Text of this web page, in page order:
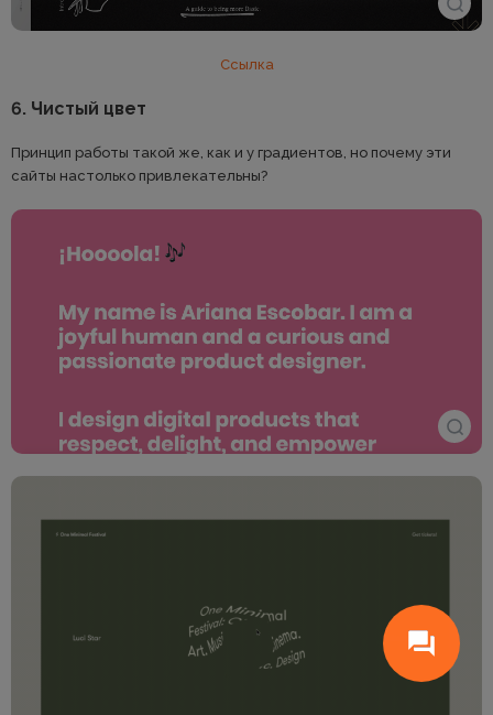
Ссылка
6. Чистый цвет
Принцип работы такой же, как и у градиентов, но почему эти
сайты настолько привлекательны?